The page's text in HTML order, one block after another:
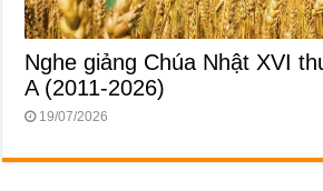
Nghe giảng Chúa Nhật XVI
A (2011-2026)
19/07/2026